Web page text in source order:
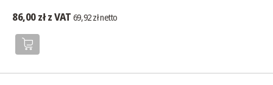
86,00 zł z VAT 69,92 zł netto